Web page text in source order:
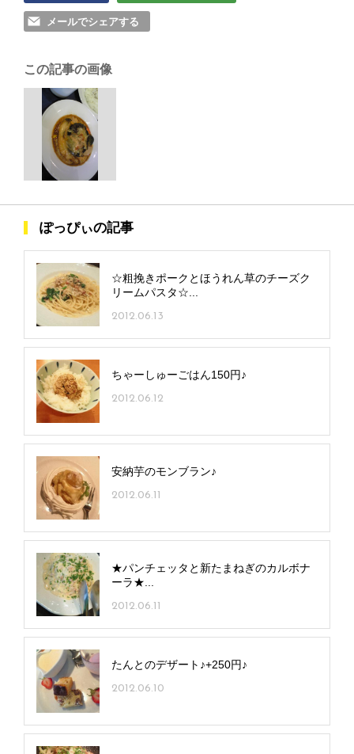
メールでシェアする
この記事の画像
ぽっぴぃの記事
☆粗挽きポークとほうれん草のチーズク
リームパスタ☆...
2012.06.13
ちゃーしゅーごはん150円♪
2012.06.12
安納芋のモンブラン♪
2012.06.11
★パンチェッタと新たまねぎのカルボナ
ーラ★...
2012.06.11
たんとのデザート♪+250円♪
2012.06.10